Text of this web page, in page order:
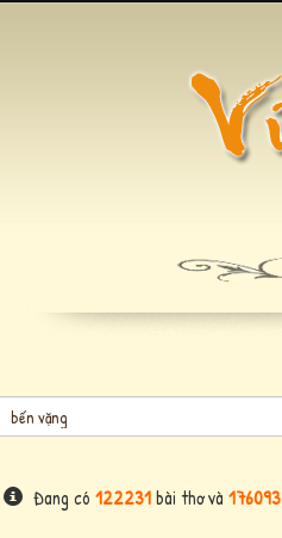
Đang có 122231bài thơ và 176093